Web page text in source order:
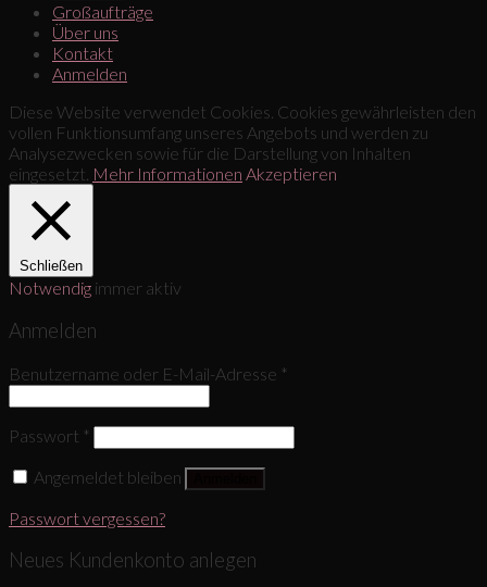
Großaufträge
Über uns
Kontakt
Anmelden
Diese Website verwendet Cookies. Cookies gewährleisten den
vollen Funktionsumfang unseres Angebots und werden zu
Analysezwecken sowie für die Darstellung von Inhalten
eingesetzt. Mehr Informationen Akzeptieren
Schließen
Notwendig immer aktiv
Anmelden
Benutzername oder E-Mail-Adresse *
Passwort *
Angemeldet bleiben
Passwort vergessen?
Neues Kundenkonto anlegen